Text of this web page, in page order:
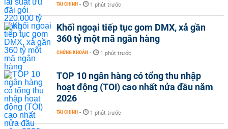
TÀI CHÍNH - 1 phút trước
Khối ngoại tiếp tục gom DMX, xả gần
360 tỷ một mã ngân hàng
CHỨNG KHOÁN - 1 phút trước
TOP 10 ngân hàng có tổng thu nhập
hoạt động (TOI) cao nhất nửa đầu năm
2026
TÀI CHÍNH - 1 phút trước